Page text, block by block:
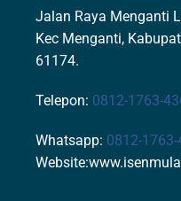
Jalan Raya Menganti
Kec Menganti,
61174.
Telepon: 0812-1763-
Whatsapp: 0812-